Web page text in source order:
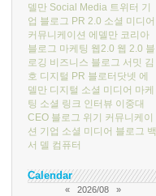
델만 Social Media 트위터 기
업 블로그 PR 2.0 소셜 미디어
커뮤니케이션 에델만 코리아
블로그 마케팅 웹2.0 웹 2.0 블
로깅 비즈니스 블로그 서밋 김
호 디지털 PR 블로터닷넷 에
델만 디지털 소셜 미디어 마케
팅 소셜 링크 인터뷰 이중대
CEO 블로그 위기 커뮤니케이
션 기업 소셜 미디어 블로그 백
서 델 컴퓨터
Calendar
« 2026/08
»